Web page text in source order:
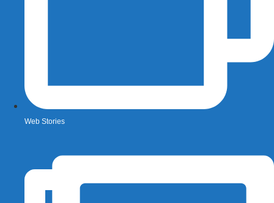
Web Stories